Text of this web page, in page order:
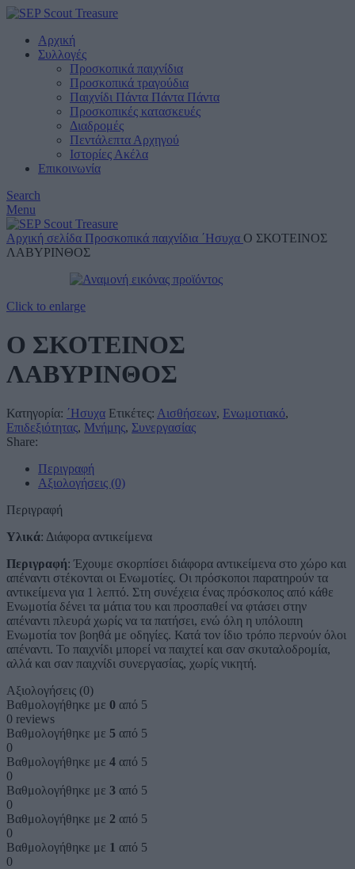
Αρχική
Συλλογές
Προσκοπικά παιχνίδια
Προσκοπικά τραγούδια
Παιχνίδι Πάντα Πάντα Πάντα
Προσκοπικές κατασκευές
Διαδρομές
Πεντάλεπτα Αρχηγού
Ιστορίες Ακέλα
Επικοινωνία
Search
Menu
Αρχική σελίδα Προσκοπικά παιχνίδια ΄Ησυχα Ο ΣΚΟΤΕΙΝΟΣ
ΛΑΒΥΡΙΝΘΟΣ
Click to enlarge
Ο ΣΚΟΤΕΙΝΟΣ
ΛΑΒΥΡΙΝΘΟΣ
Κατηγορία: ΄Ησυχα Ετικέτες: Αισθήσεων, Ενωμοτιακό,
Επιδεξιότητας, Μνήμης, Συνεργασίας
Share:
Περιγραφή
Αξιολογήσεις (0)
Περιγραφή
Υλικά: Διάφορα αντικείμενα
Περιγραφή: Έχουμε σκορπίσει διάφορα αντικείμενα στο χώρο και
απέναντι στέκονται οι Ενωμοτίες. Οι πρόσκοποι παρατηρούν τα
αντικείμενα για 1 λεπτό. Στη συνέχεια ένας πρόσκοπος από κάθε
Ενωμοτία δένει τα μάτια του και προσπαθεί να φτάσει στην
απέναντι πλευρά χωρίς να τα πατήσει, ενώ όλη η υπόλοιπη
Ενωμοτία τον βοηθά με οδηγίες. Κατά τον ίδιο τρόπο περνούν όλοι
απέναντι. Το παιχνίδι μπορεί να παιχτεί και σαν σκυταλοδρομία,
αλλά και σαν παιχνίδι συνεργασίας, χωρίς νικητή.
Αξιολογήσεις (0)
Βαθμολογήθηκε με 0 από 5
0 reviews
Βαθμολογήθηκε με 5 από 5
0
Βαθμολογήθηκε με 4 από 5
0
Βαθμολογήθηκε με 3 από 5
0
Βαθμολογήθηκε με 2 από 5
0
Βαθμολογήθηκε με 1 από 5
0